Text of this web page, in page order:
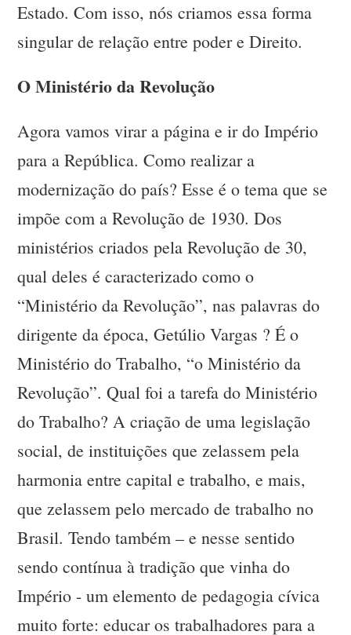
Estado. Com isso, nós criamos essa forma
singular de relação entre poder e Direito.
O Ministério da Revolução
Agora vamos virar a página e ir do Império
para a República. Como realizar a
modernização do país? Esse é o tema que se
impõe com a Revolução de 1930. Dos
ministérios criados pela Revolução de 30,
qual deles é caracterizado como o
“Ministério da Revolução”, nas palavras do
dirigente da época, Getúlio Vargas ? É o
Ministério do Trabalho, “o Ministério da
Revolução”. Qual foi a tarefa do Ministério
do Trabalho? A criação de uma legislação
social, de instituições que zelassem pela
harmonia entre capital e trabalho, e mais,
que zelassem pelo mercado de trabalho no
Brasil. Tendo também – e nesse sentido
sendo contínua à tradição que vinha do
Império - um elemento de pedagogia cívica
muito forte: educar os trabalhadores para a